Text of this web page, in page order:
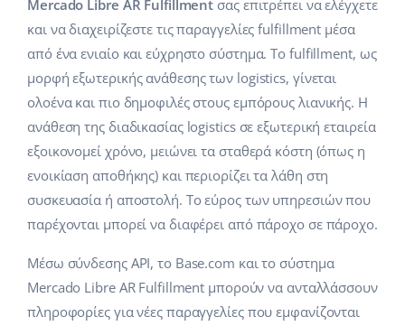
Διαχείριση αποστολών
Αυτοματοποίηση εγασιών
Base Connect
ΑΙ για e-commerce
Κλάδοι
Σπίτι & Κήπος
Παιδικά προϊόντα
Ηλεκτρονικά είδη
Ανταλλακτικά αυτοκινήτων
Σούπερμαρκετ
Υγεία & Ομορφιά
Μόδα
Βοήθεια
Base Academy
Base Blog
Υπηρεσίες
Υλοποιήσεις συστήματος
Έλεγχος λογαριασμού
Άλλα
english (GB)
english (IN)
čeština
deutsch
Ελληνικά
español (AR)
español (MX)
Mercado Libre AR Fulfillment σας επιτρέπει να ελέγχετε
και να διαχειρίζεστε τις παραγγελίες fulfillment μέσα
από ένα ενιαίο και εύχρηστο σύστημα. Το fulfillment, ως
μορφή εξωτερικής ανάθεσης των logistics, γίνεται
ολοένα και πιο δημοφιλές στους εμπόρους λιανικής. Η
ανάθεση της διαδικασίας logistics σε εξωτερική εταιρεία
εξοικονομεί χρόνο, μειώνει τα σταθερά κόστη (όπως η
ενοικίαση αποθήκης) και περιορίζει τα λάθη στη
συσκευασία ή αποστολή. Το εύρος των υπηρεσιών που
παρέχονται μπορεί να διαφέρει από πάροχο σε πάροχο.
Μέσω σύνδεσης API, το Base.com και το σύστημα
Mercado Libre AR Fulfillment μπορούν να ανταλλάσσουν
πληροφορίες για νέες παραγγελίες που εμφανίζονται